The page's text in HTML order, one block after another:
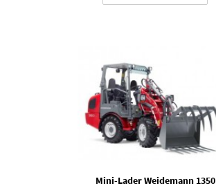
Mini-Lader Weidemann 1350